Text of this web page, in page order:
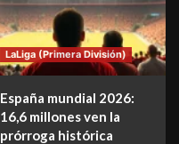
LaLiga (Primera División)
España mundial 2026:
16,6 millones ven la
prórroga histórica